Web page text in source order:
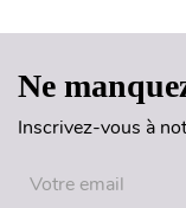
Ne
Inscrivez-vous à